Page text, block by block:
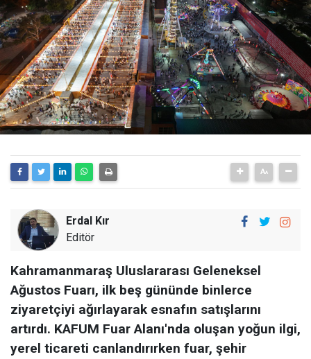
Erdal Kır
Editör
Kahramanmaraş Uluslararası Geleneksel
Ağustos Fuarı, ilk beş gününde binlerce
ziyaretçiyi ağırlayarak esnafın satışlarını
artırdı. KAFUM Fuar Alanı'nda oluşan yoğun ilgi,
yerel ticareti canlandırırken fuar, şehir